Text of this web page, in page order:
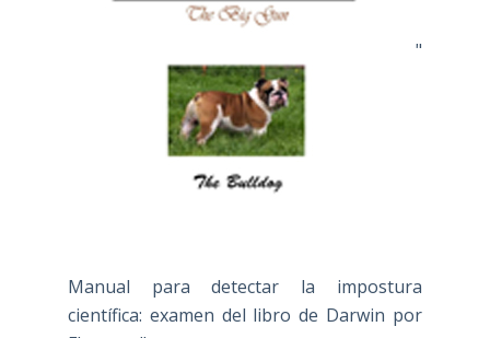
"
Manual para detectar la impostura
científica: examen del libro de Darwin por